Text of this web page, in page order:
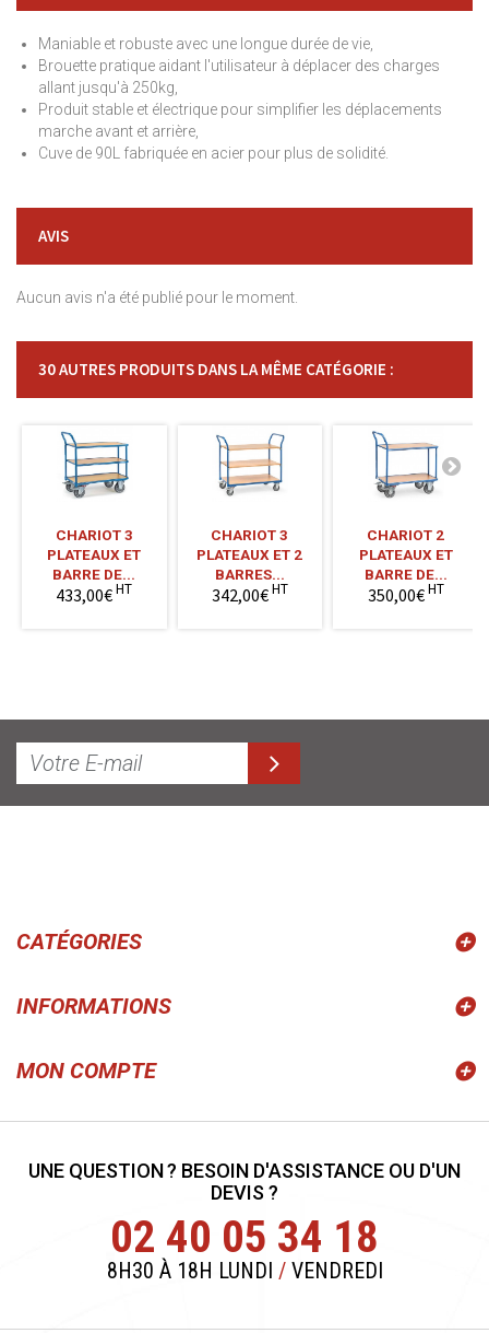
Maniable et robuste avec une longue durée de vie,
Brouette pratique aidant l'utilisateur à déplacer des charges
allant jusqu'à 250kg,
Produit stable et électrique pour simplifier les déplacements
marche avant et arrière,
Cuve de 90L fabriquée en acier pour plus de solidité.
AVIS
Aucun avis n'a été publié pour le moment.
30 AUTRES PRODUITS DANS LA MÊME CATÉGORIE :
CHARIOT 3
PLATEAUX ET
BARRE DE...
433,00€HT
CHARIOT 3
PLATEAUX ET 2
BARRES...
342,00€HT
CHARIOT 2
PLATEAUX ET
BARRE DE...
350,00€HT
CATÉGORIES
INFORMATIONS
MON COMPTE
UNE QUESTION ? BESOIN D'ASSISTANCE OU D'UN
DEVIS ?
02 40 05 34 18
8H30 À 18H LUNDI /VENDREDI